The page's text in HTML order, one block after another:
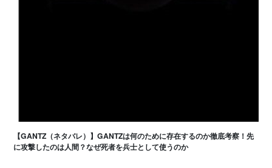
【GANTZ（ネタバレ）】GANTZは何のために存在するのか徹底考察！先
に攻撃したのは人間？なぜ死者を兵士として使うのか